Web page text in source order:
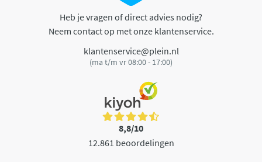
Heb je vragen of direct advies nodig?
Neem contact op met onze klantenservice.
klantenservice@plein.nl
(ma t/m vr 08:00 - 17:00)
8,8/10
12.861 beoordelingen